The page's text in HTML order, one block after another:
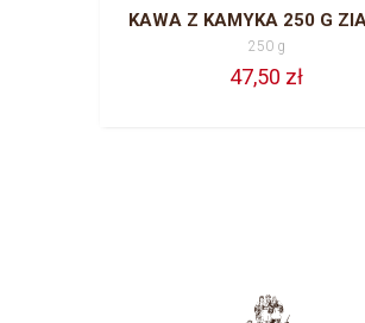
KAWA Z KAMYKA 250 G
250 g
47,50 zł